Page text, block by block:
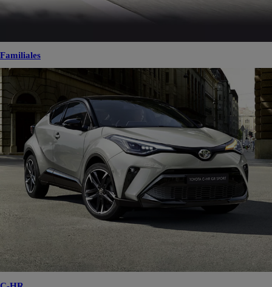
Familiales